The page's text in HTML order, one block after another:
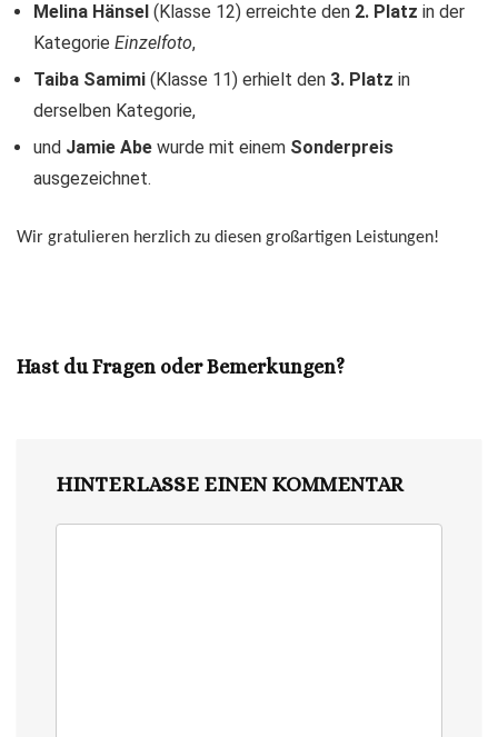
Melina Hänsel (Klasse 12) erreichte den 2. Platz in der
Kategorie Einzelfoto,
Taiba Samimi (Klasse 11) erhielt den 3. Platz in
derselben Kategorie,
und Jamie Abe wurde mit einem Sonderpreis
ausgezeichnet.
Wir gratulieren herzlich zu diesen großartigen Leistungen!
Hast du Fragen oder Bemerkungen?
HINTERLASSE EINEN KOMMENTAR